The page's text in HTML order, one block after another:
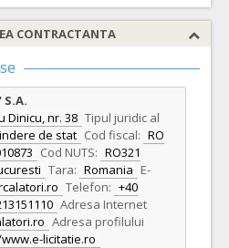
CONTRACTANTA
S.A.
Dinicu, nr. 38 Tipul juridic al
de stat Cod fiscal: RO
Cod NUTS: RO321
Tara: Romania E-
Telefon: +40
Adresa Internet
Adresa profilului
licitatie.ro